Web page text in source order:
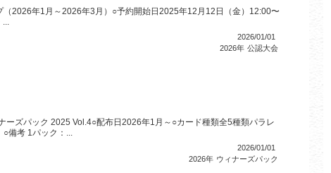
2026年1月～2026年3月）○予約開始日2025年12月12日（金）12:00〜
...
2026/01/01
2026年 公認大会
ズパック 2025 Vol.4○配布日2026年1月～○カード種類全5種類パラレ
○備考 1パック：...
2026/01/01
2026年 ウィナーズパック